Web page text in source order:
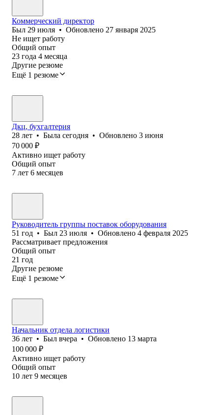
Коммерческий директор
Был 29 июля • Обновлено 27 января 2025
Не ищет работу
Общий опыт
23 года 4 месяца
Другие резюме
Ещё 1 резюме
Дкц, бухгалтерия
28 лет • Была сегодня • Обновлено 3 июня
70 000 ₽
Активно ищет работу
Общий опыт
7 лет 6 месяцев
Руководитель группы поставок оборудования
51 год • Был 23 июля • Обновлено 4 февраля 2025
Рассматривает предложения
Общий опыт
21 год
Другие резюме
Ещё 1 резюме
Начальник отдела логистики
36 лет • Был вчера • Обновлено 13 марта
100 000 ₽
Активно ищет работу
Общий опыт
10 лет 9 месяцев